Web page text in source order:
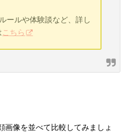
ールや体験談など、詳し
こちら
画像を並べて比較してみましょ